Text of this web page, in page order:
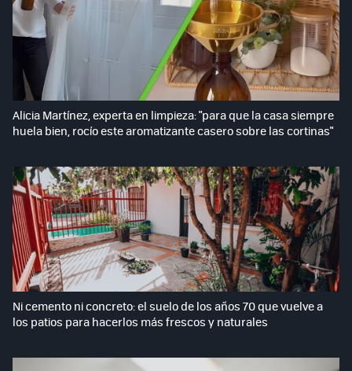
Alicia Martínez, experta en limpieza: "para que la casa siempre
huela bien, rocío este aromatizante casero sobre las cortinas"
Ni cemento ni concreto: el suelo de los años 70 que vuelve a
los patios para hacerlos más frescos y naturales